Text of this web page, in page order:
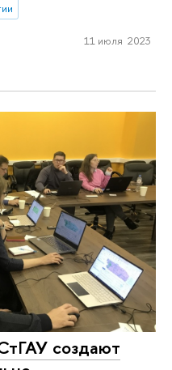
11 июля 2023
создают